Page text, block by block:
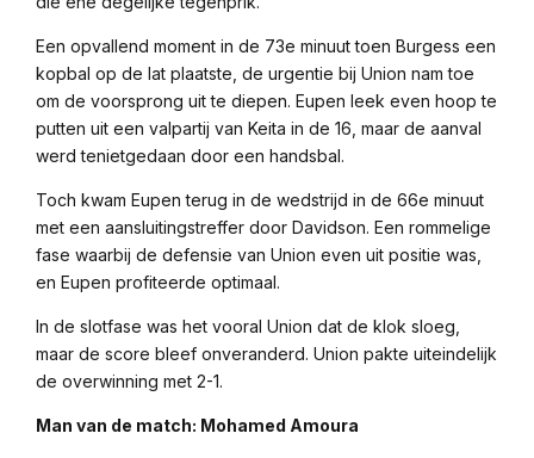
Een opvallend moment in de 73e minuut toen Burgess een
kopbal op de lat plaatste, de urgentie bij Union nam toe
om de voorsprong uit te diepen. Eupen leek even hoop te
putten uit een valpartij van Keita in de 16, maar de aanval
werd tenietgedaan door een handsbal.
Toch kwam Eupen terug in de wedstrijd in de 66e minuut
met een aansluitingstreffer door Davidson. Een rommelige
fase waarbij de defensie van Union even uit positie was,
en Eupen profiteerde optimaal.
In de slotfase was het vooral Union dat de klok sloeg,
maar de score bleef onveranderd. Union pakte uiteindelijk
de overwinning met 2-1.
Man van de match: Mohamed Amoura